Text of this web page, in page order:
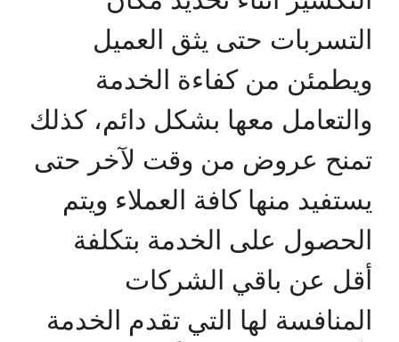
التسربات حتى يثق العميل
ويطمئن من كفاءة الخدمة
والتعامل معها بشكل دائم، كذلك
تمنح عروض من وقت لآخر حتى
يستفيد منها كافة العملاء ويتم
الحصول على الخدمة بتكلفة
أقل عن باقي الشركات
المنافسة لها التي تقدم الخدمة